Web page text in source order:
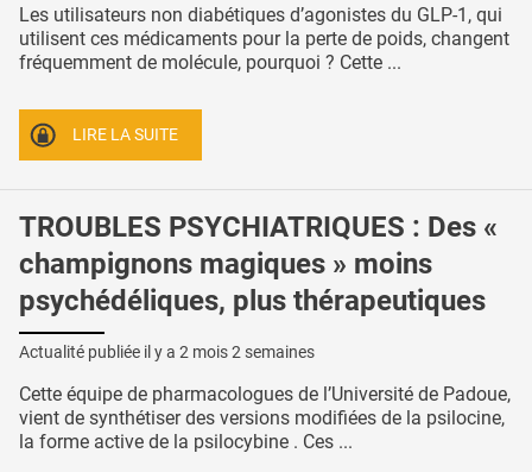
Les utilisateurs non diabétiques d’agonistes du GLP-1, qui
utilisent ces médicaments pour la perte de poids, changent
fréquemment de molécule, pourquoi ? Cette ...
LIRE LA SUITE
TROUBLES PSYCHIATRIQUES : Des «
champignons magiques » moins
psychédéliques, plus thérapeutiques
Actualité publiée il y a 2 mois 2 semaines
Cette équipe de pharmacologues de l’Université de Padoue,
vient de synthétiser des versions modifiées de la psilocine,
la forme active de la psilocybine . Ces ...